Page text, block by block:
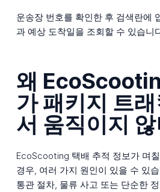
운송장 번호를 확인한 후 검색란에
과 예상 도착일을 조회할 수 있습니
왜
가 패키지 트
서 움직이지
EcoScooting 택배 추적 정보가 며
경우, 여러 가지 원인이 있을 수 있
통관 절차, 물류 사고 또는 단순한